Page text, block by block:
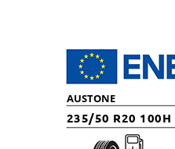
AUSTONE
235/50 R20 100H